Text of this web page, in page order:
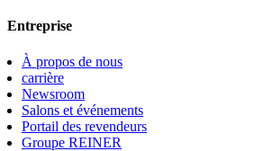
Entreprise
À propos de nous
carrière
Newsroom
Salons et événements
Portail des revendeurs
Groupe REINER